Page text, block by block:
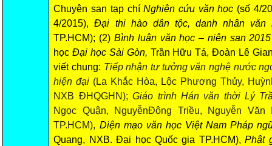
Chuyên san tạp chíNghiên cứu văn học (số 4/
4/2015),Đại thi hào dân tộc, danh nhân
TP.HCM); (2) Bình luận văn học – niên san
họcĐại học Sài Gòn, Trần Hữu Tá, Đoàn Lê
viết chung: Tiếp nhận tư tưởng văn nghệ nước
hiện đại (La Khắc Hòa, Lộc Phương Thủy,
NXB ĐHQGHN);Giáo trình Hán văn thời Lý
Ngọc Quận, NguyễnĐông Triều, Nguyễn
TP.HCM), Diệnmạo văn học ViệtNam Pháp
Quang, NXB. Đại học Quốc gia TP.HCM),Phật